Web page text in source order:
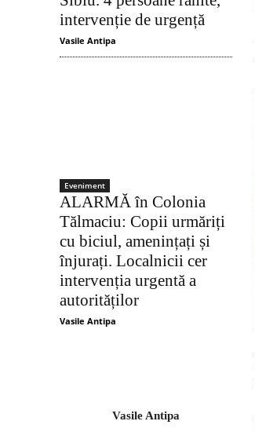
intervenție de urgență
Vasile Antipa
Eveniment
ALARMĂ în Colonia
Tălmaciu: Copii urmăriți
cu biciul, amenințați și
înjurați. Localnicii cer
intervenția urgentă a
autorităților
Vasile Antipa
Vasile Antipa